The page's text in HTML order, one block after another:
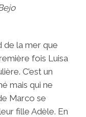
de la mer que
fois Luisa
C’est un
mais qui ne
Marco se
fille Adèle. En